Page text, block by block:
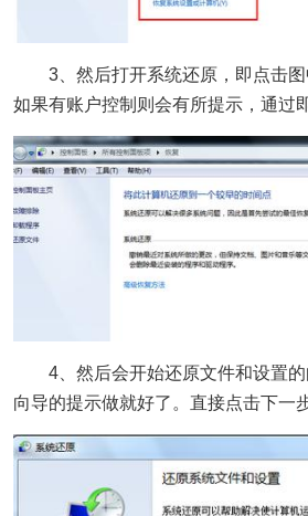
3、然后打开系统还原，即点击图
如果有账户控制则会有所提示，通过
4、然后会开始还原文件和设置的
向导的提示做就好了。直接点击下一步